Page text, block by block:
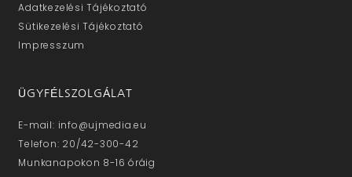
Adatkezelési Tájékoztató
Sütikezelési Tájékoztató
Impresszum
ÜGYFÉLSZOLGÁLAT
E-mail: info@ujmedia.eu
Telefon: 20/42-300-42
Munkanapokon 8-16 óráig